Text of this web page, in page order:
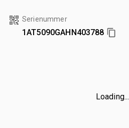
Serienummer
1AT5090GAHN403788
Loading...